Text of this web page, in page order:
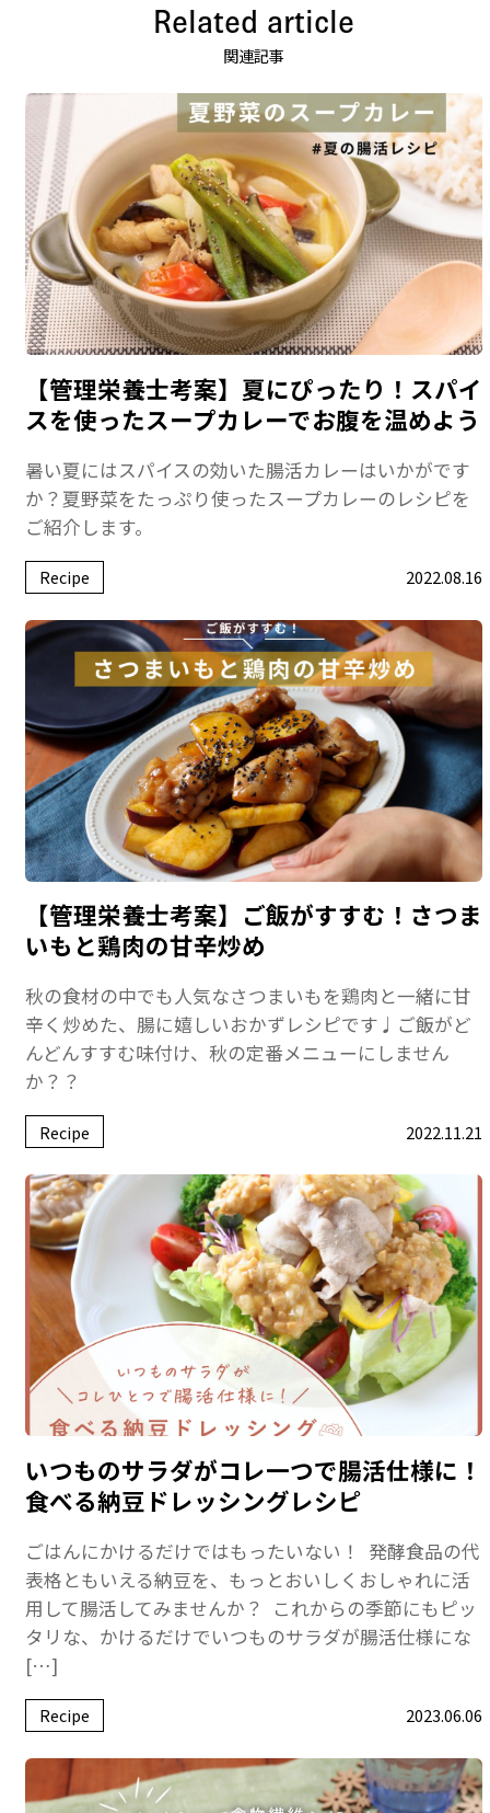
Related article
関連記事
【管理栄養士考案】夏にぴったり！スパイ
スを使ったスープカレーでお腹を温めよう
暑い夏にはスパイスの効いた腸活カレーはいかがです
か？夏野菜をたっぷり使ったスープカレーのレシピを
ご紹介します。
Recipe 2022.08.16
【管理栄養士考案】ご飯がすすむ！さつま
いもと鶏肉の甘辛炒め
秋の食材の中でも人気なさつまいもを鶏肉と一緒に甘
辛く炒めた、腸に嬉しいおかずレシピです♩ご飯がど
んどんすすむ味付け、秋の定番メニューにしません
か？？
Recipe 2022.11.21
いつものサラダがコレ一つで腸活仕様に！
食べる納豆ドレッシングレシピ
ごはんにかけるだけではもったいない！ 発酵食品の代
表格ともいえる納豆を、もっとおいしくおしゃれに活
用して腸活してみませんか？ これからの季節にもピッ
タリな、かけるだけでいつものサラダが腸活仕様にな
[…]
Recipe 2023.06.06